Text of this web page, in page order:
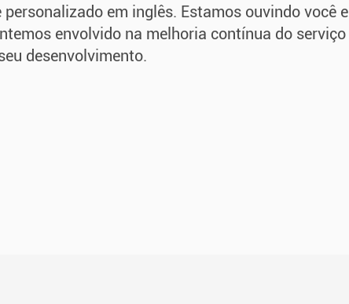
personalizado em inglês. Estamos ouvindo você e
envolvido na melhoria contínua do serviço
desenvolvimento.